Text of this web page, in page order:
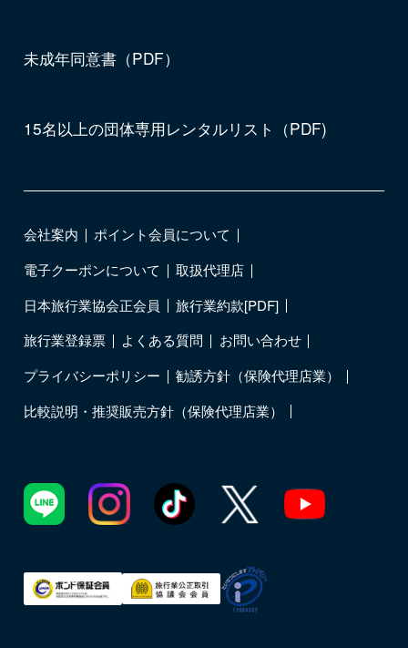
未成年同意書（PDF）
15名以上の団体専用レンタルリスト（PDF)
会社案内
ポイント会員について
電子クーポンについて
取扱代理店
日本旅行業協会正会員
旅行業約款[PDF]
旅行業登録票
よくある質問
お問い合わせ
プライバシーポリシー
勧誘方針（保険代理店業）
比較説明・推奨販売方針（保険代理店業）